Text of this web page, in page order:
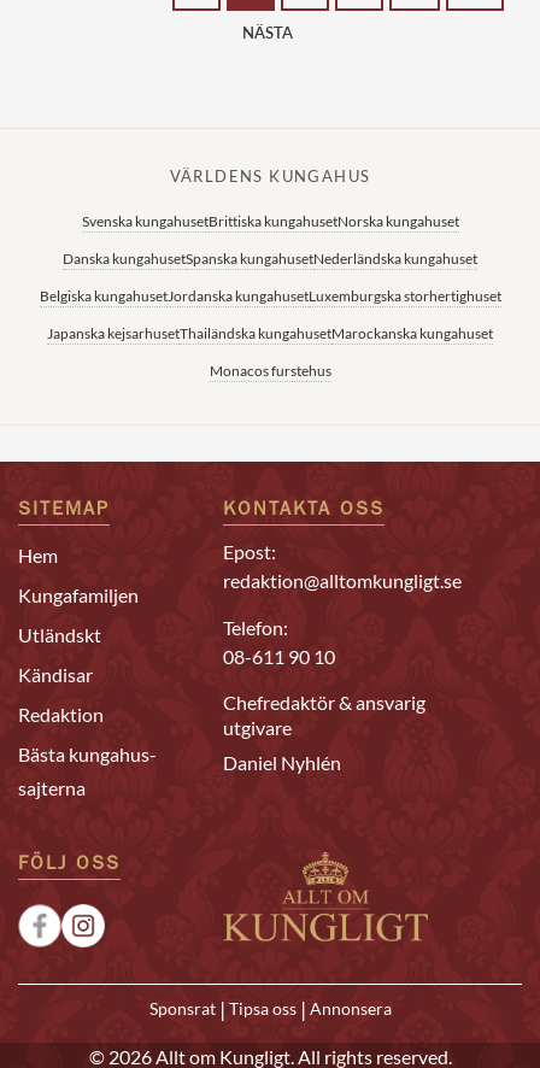
NÄSTA
VÄRLDENS KUNGAHUS
Svenska kungahusetBrittiska kungahusetNorska kungahuset
Danska kungahusetSpanska kungahusetNederländska kungahuset
Belgiska kungahusetJordanska kungahusetLuxemburgska storhertighuset
Japanska kejsarhusetThailändska kungahusetMarockanska kungahuset
Monacos furstehus
SITEMAP
Hem
Kungafamiljen
Utländskt
Kändisar
Redaktion
Bästa kungahus-
sajterna
KONTAKTA OSS
Epost:
redaktion@alltomkungligt.se
Telefon:
08-611 90 10
Chefredaktör & ansvarig
utgivare
Daniel Nyhlén
FÖLJ OSS
Sponsrat | Tipsa oss | Annonsera
© 2026 Allt om Kungligt. All rights reserved.